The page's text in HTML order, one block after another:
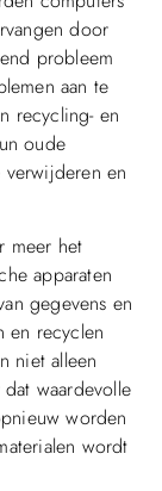
door
probleem
aan te
recycling- en
oude
en
meer het
apparaten
gegevens en
en recyclen
niet alleen
waardevolle
worden
wordt